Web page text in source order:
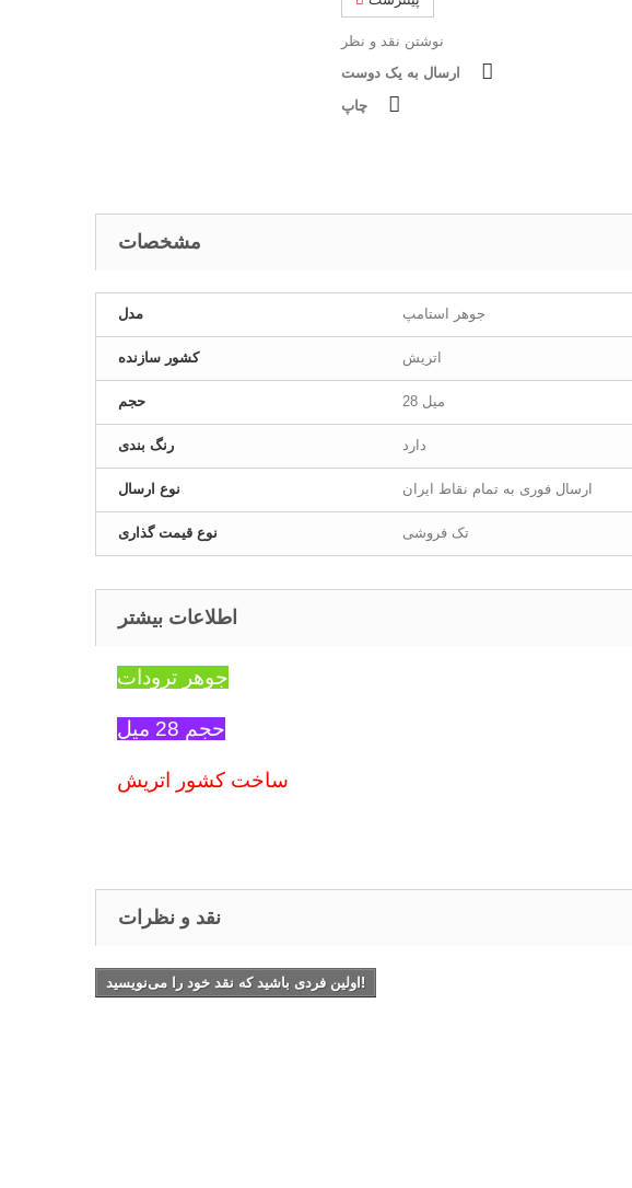
نوشتن نقد و نظر
ارسال به یک دوست
چاپ
مشخصات
مدل جوهر استامپ
کشور سازنده اتریش
حجم 28 میل
رنگ بندی دارد
نوع ارسال ارسال فوری به تمام نقاط ایران
نوع قیمت گذاری تک فروشی
اطلاعات بیشتر
جوهر ترودات
حجم 28 میل
ساخت کشور اتریش
نقد و نظرات
اولین فردی باشید که نقد خود را می‌نویسید!